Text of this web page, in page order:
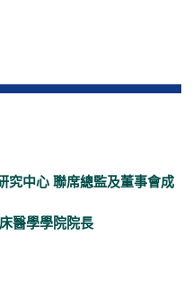
究中心 聯席總監及董事會成
李嘉誠醫學院 臨床醫學學院院長